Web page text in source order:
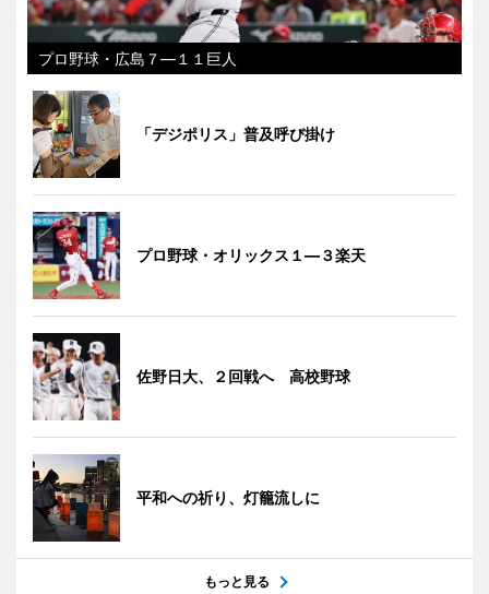
プロ野球・広島７―１１巨人
「デジポリス」普及呼び掛け
プロ野球・オリックス１―３楽天
佐野日大、２回戦へ 高校野球
平和への祈り、灯籠流しに
もっと見る